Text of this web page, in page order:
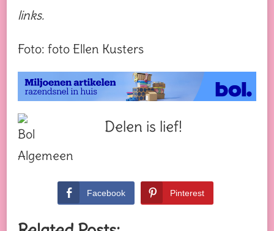
links.
Foto: foto Ellen Kusters
Delen is lief!
Facebook Pinterest